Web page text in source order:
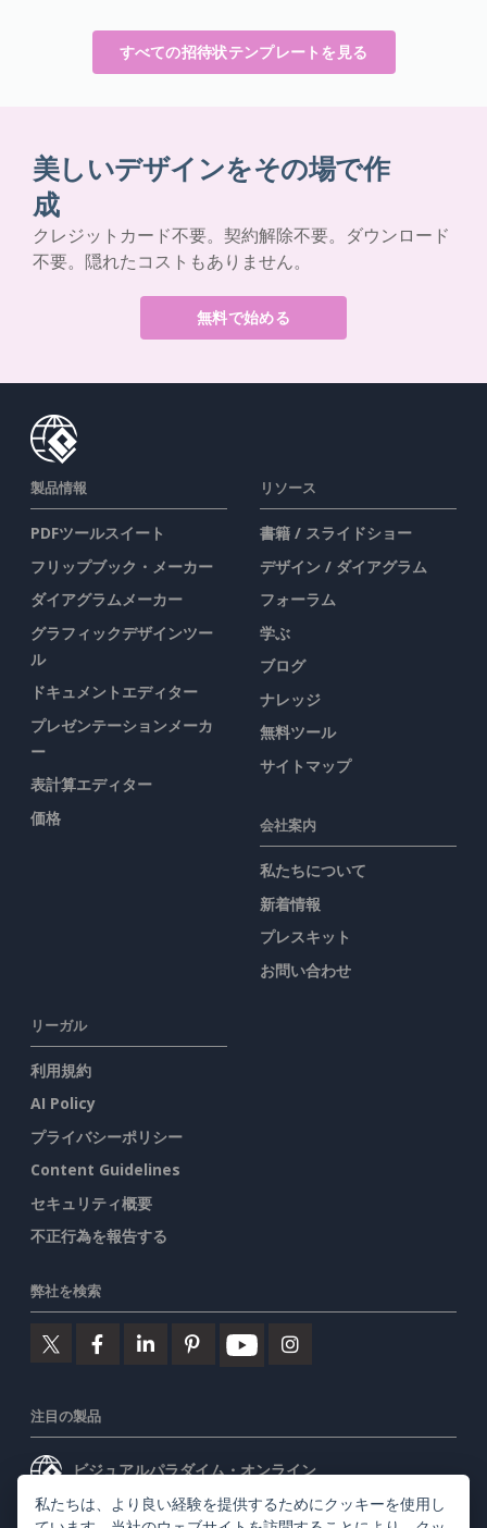
すべての招待状テンプレートを見る
美しいデザインをその場で作
成
クレジットカード不要。契約解除不要。ダウンロード
不要。隠れたコストもありません。
無料で始める
製品情報
PDFツールスイート
フリップブック・メーカー
ダイアグラムメーカー
グラフィックデザインツー
ル
ドキュメントエディター
プレゼンテーションメーカ
ー
表計算エディター
価格
リソース
書籍 / スライドショー
デザイン / ダイアグラム
フォーラム
学ぶ
ブログ
ナレッジ
無料ツール
サイトマップ
会社案内
私たちについて
新着情報
プレスキット
お問い合わせ
リーガル
利用規約
AI Policy
プライバシーポリシー
Content Guidelines
セキュリティ概要
不正行為を報告する
弊社を検索
注目の製品
ビジュアルパラダイム・オンライン
ビジュアルパラダイムデスクトップ
私たちは、より良い経験を提供するためにクッキーを使用し